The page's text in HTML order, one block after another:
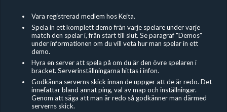
Vara registrerad medlem hos Keita.
Spela in ett komplett demo från varje spelare under varje
match den spelar i, från start till slut. Se paragraf "Demos"
under informationen om du vill veta hur man spelar in ett
demo.
Hyra en server att spela på om du är den övre spelaren i
bracket. Serverinställningarna hittas i infon.
Godkänna serverns skick innan de uppger att de är redo. Det
innefattar bland annat ping, val av map och inställningar.
Genom att säga att man är redo så godkänner man därmed
serverns skick.